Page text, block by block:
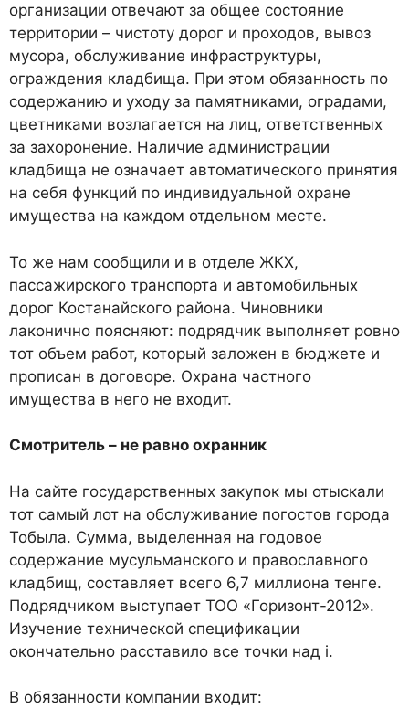
организации отвечают за общее состояние
территории – чистоту дорог и проходов, вывоз
мусора, обслуживание инфраструктуры,
ограждения кладбища. При этом обязанность по
содержанию и уходу за памятниками, оградами,
цветниками возлагается на лиц, ответственных
за захоронение. Наличие администрации
кладбища не означает автоматического принятия
на себя функций по индивидуальной охране
имущества на каждом отдельном месте.
То же нам сообщили и в отделе ЖКХ,
пассажирского транспорта и автомобильных
дорог Костанайского района. Чиновники
лаконично поясняют: подрядчик выполняет ровно
тот объем работ, который заложен в бюджете и
прописан в договоре. Охрана частного
имущества в него не входит.
Смотритель – не равно охранник
На сайте государственных закупок мы отыскали
тот самый лот на обслуживание погостов города
Тобыла. Сумма, выделенная на годовое
содержание мусульманского и православного
кладбищ, составляет всего 6,7 миллиона тенге.
Подрядчиком выступает ТОО «Горизонт-2012».
Изучение технической спецификации
окончательно расставило все точки над i.
В обязанности компании входит: